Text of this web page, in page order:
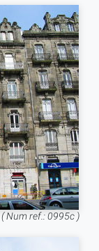
( Num ref.: 0995c )